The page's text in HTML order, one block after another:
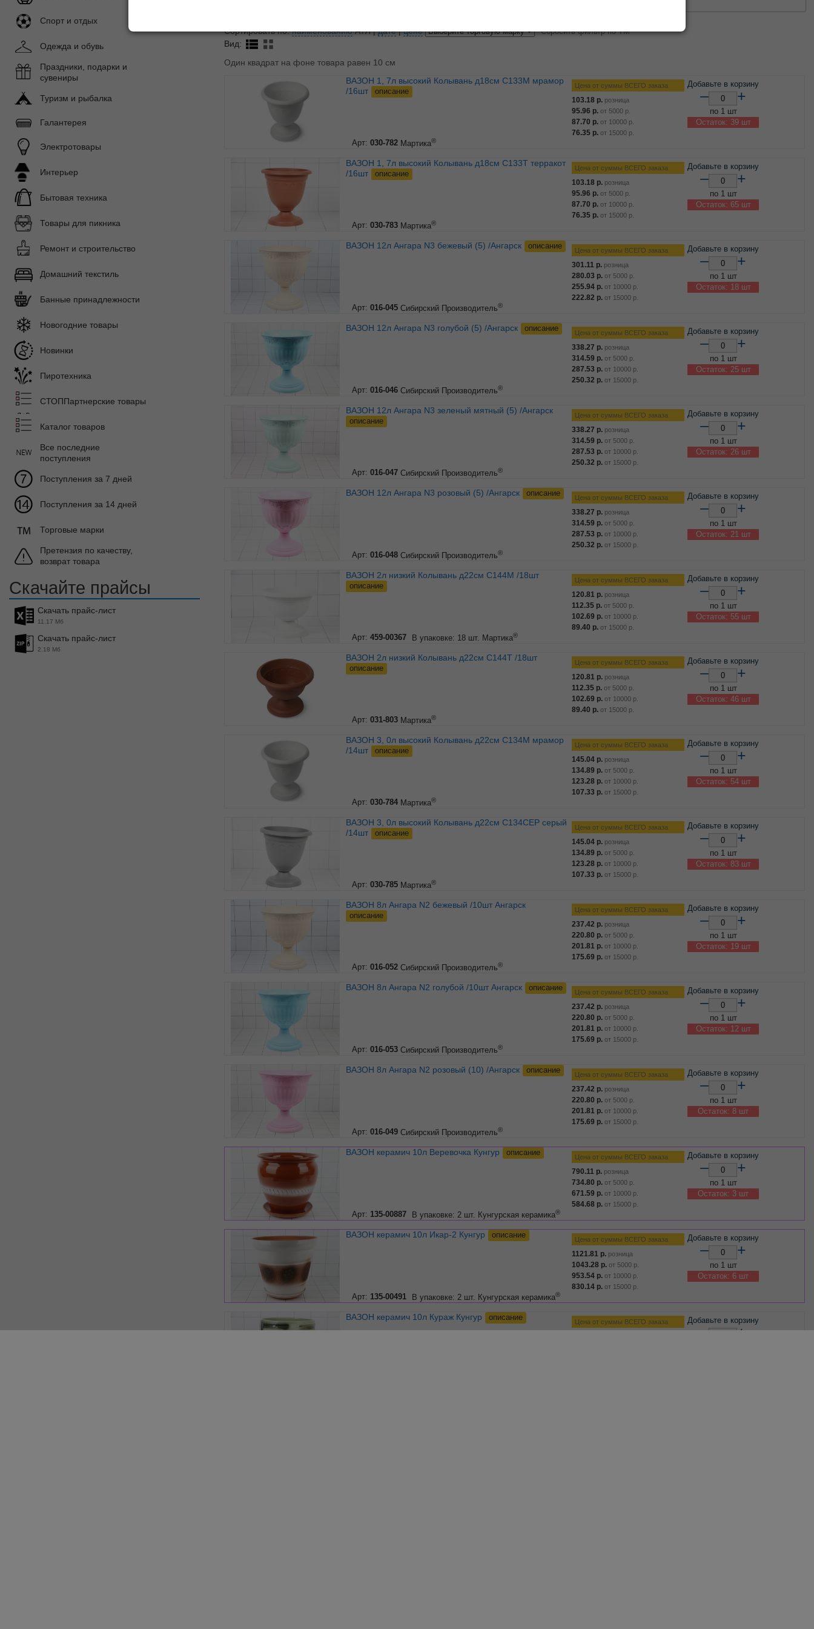
Сортировать по:наименованию А↓Я|дате|цене Сбросить фильтр по ТМ
Вид:
Один квадрат на фоне товара равен 10 см
ВАЗОН 1, 7л высокий Колывань д18см С133М мрамор
/16шт
описание
Арт: 030-782 Мартика®
Цена от суммы ВСЕГО заказа
103.18 р. розница
95.96 р. от 5000 р.
87.70 р. от 10000 р.
76.35 р. от 15000 р.
Добавьте в корзину
– +
по 1 шт
Остаток: 39 шт
ВАЗОН 1, 7л высокий Колывань д18см С133Т терракот
/16шт
описание
Арт: 030-783 Мартика®
Цена от суммы ВСЕГО заказа
103.18 р. розница
95.96 р. от 5000 р.
87.70 р. от 10000 р.
76.35 р. от 15000 р.
Добавьте в корзину
– +
по 1 шт
Остаток: 65 шт
ВАЗОН 12л Ангара N3 бежевый (5) /Ангарск описание
Арт: 016-045 Сибирский Производитель®
Цена от суммы ВСЕГО заказа
301.11 р. розница
280.03 р. от 5000 р.
255.94 р. от 10000 р.
222.82 р. от 15000 р.
Добавьте в корзину
– +
по 1 шт
Остаток: 18 шт
ВАЗОН 12л Ангара N3 голубой (5) /Ангарск описание
Арт: 016-046 Сибирский Производитель®
Цена от суммы ВСЕГО заказа
338.27 р. розница
314.59 р. от 5000 р.
287.53 р. от 10000 р.
250.32 р. от 15000 р.
Добавьте в корзину
– +
по 1 шт
Остаток: 25 шт
ВАЗОН 12л Ангара N3 зеленый мятный (5) /Ангарск
описание
Арт: 016-047 Сибирский Производитель®
Цена от суммы ВСЕГО заказа
338.27 р. розница
314.59 р. от 5000 р.
287.53 р. от 10000 р.
250.32 р. от 15000 р.
Добавьте в корзину
– +
по 1 шт
Остаток: 26 шт
ВАЗОН 12л Ангара N3 розовый (5) /Ангарск описание
Арт: 016-048 Сибирский Производитель®
Цена от суммы ВСЕГО заказа
338.27 р. розница
314.59 р. от 5000 р.
287.53 р. от 10000 р.
250.32 р. от 15000 р.
Добавьте в корзину
– +
по 1 шт
Остаток: 21 шт
ВАЗОН 2л низкий Колывань д22см С144М /18шт
описание
Арт: 459-00367 В упаковке: 18 шт. Мартика®
Цена от суммы ВСЕГО заказа
120.81 р. розница
112.35 р. от 5000 р.
102.69 р. от 10000 р.
89.40 р. от 15000 р.
Добавьте в корзину
– +
по 1 шт
Остаток: 55 шт
ВАЗОН 2л низкий Колывань д22см С144Т /18шт
описание
Арт: 031-803 Мартика®
Цена от суммы ВСЕГО заказа
120.81 р. розница
112.35 р. от 5000 р.
102.69 р. от 10000 р.
89.40 р. от 15000 р.
Добавьте в корзину
– +
по 1 шт
Остаток: 46 шт
ВАЗОН 3, 0л высокий Колывань д22см С134М мрамор
/14шт
описание
Арт: 030-784 Мартика®
Цена от суммы ВСЕГО заказа
145.04 р. розница
134.89 р. от 5000 р.
123.28 р. от 10000 р.
107.33 р. от 15000 р.
Добавьте в корзину
– +
по 1 шт
Остаток: 54 шт
ВАЗОН 3, 0л высокий Колывань д22см С134СЕР серый
/14шт
описание
Арт: 030-785 Мартика®
Цена от суммы ВСЕГО заказа
145.04 р. розница
134.89 р. от 5000 р.
123.28 р. от 10000 р.
107.33 р. от 15000 р.
Добавьте в корзину
– +
по 1 шт
Остаток: 83 шт
ВАЗОН 8л Ангара N2 бежевый /10шт Ангарск
описание
Арт: 016-052 Сибирский Производитель®
Цена от суммы ВСЕГО заказа
237.42 р. розница
220.80 р. от 5000 р.
201.81 р. от 10000 р.
175.69 р. от 15000 р.
Добавьте в корзину
– +
по 1 шт
Остаток: 19 шт
ВАЗОН 8л Ангара N2 голубой /10шт Ангарск описание
Арт: 016-053 Сибирский Производитель®
Цена от суммы ВСЕГО заказа
237.42 р. розница
220.80 р. от 5000 р.
201.81 р. от 10000 р.
175.69 р. от 15000 р.
Добавьте в корзину
– +
по 1 шт
Остаток: 12 шт
ВАЗОН 8л Ангара N2 розовый (10) /Ангарск описание
Арт: 016-049 Сибирский Производитель®
Цена от суммы ВСЕГО заказа
237.42 р. розница
220.80 р. от 5000 р.
201.81 р. от 10000 р.
175.69 р. от 15000 р.
Добавьте в корзину
– +
по 1 шт
Остаток: 8 шт
ВАЗОН керамич 10л Веревочка Кунгур описание
Арт: 135-00887 В упаковке: 2 шт. Кунгурская керамика®
Цена от суммы ВСЕГО заказа
790.11 р. розница
734.80 р. от 5000 р.
671.59 р. от 10000 р.
584.68 р. от 15000 р.
Добавьте в корзину
– +
по 1 шт
Остаток: 3 шт
ВАЗОН керамич 10л Икар-2 Кунгур описание
Арт: 135-00491 В упаковке: 2 шт. Кунгурская керамика®
Цена от суммы ВСЕГО заказа
1121.81 р. розница
1043.28 р. от 5000 р.
953.54 р. от 10000 р.
830.14 р. от 15000 р.
Добавьте в корзину
– +
по 1 шт
Остаток: 6 шт
ВАЗОН керамич 10л Кураж Кунгур описание Цена от суммы ВСЕГО заказа Добавьте в корзину
– +
Спорт и отдых
Одежда и обувь
Праздники, подарки и
сувениры
Туризм и рыбалка
Галантерея
Электротовары
Интерьер
Бытовая техника
Товары для пикника
Ремонт и строительство
Домашний текстиль
Банные принадлежности
Новогодние товары
Новинки
Пиротехника
СТОППартнерские товары
Каталог товаров
Все последние
поступления
Поступления за 7 дней
Поступления за 14 дней
Торговые марки
Претензия по качеству,
возврат товара
Скачайте прайсы
Скачать прайс-лист
11.17 Мб
Скачать прайс-лист
2.18 Мб